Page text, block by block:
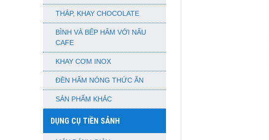
THÁP, KHAY CHOCOLATE
BÌNH VÀ BẾP HÂM VỚI NẤU
CAFE
KHAY CƠM INOX
ĐÈN HÂM NÓNG THỨC ĂN
SẢN PHẨM KHÁC
DỤNG CỤ TIỀN SẢNH